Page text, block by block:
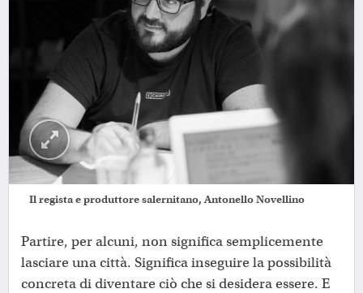
Il regista e produttore salernitano, Antonello Novellino
Partire, per alcuni, non significa semplicemente
lasciare una città. Significa inseguire la possibilità
concreta di diventare ciò che si desidera essere. E